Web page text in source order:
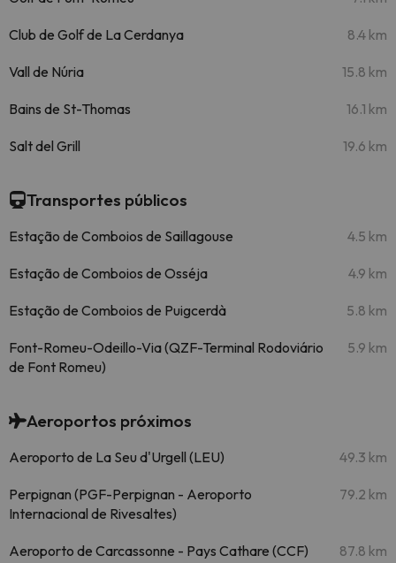
Club de Golf de La Cerdanya 8.4 km
Vall de Núria 15.8 km
Bains de St-Thomas 16.1 km
Salt del Grill 19.6 km
Transportes públicos
Estação de Comboios de Saillagouse 4.5 km
Estação de Comboios de Osséja 4.9 km
Estação de Comboios de Puigcerdà 5.8 km
Font-Romeu-Odeillo-Via (QZF-Terminal Rodoviário
de Font Romeu)
5.9 km
Aeroportos próximos
Aeroporto de La Seu d'Urgell (LEU) 49.3 km
Perpignan (PGF-Perpignan - Aeroporto
Internacional de Rivesaltes)
79.2 km
Aeroporto de Carcassonne - Pays Cathare (CCF) 87.8 km